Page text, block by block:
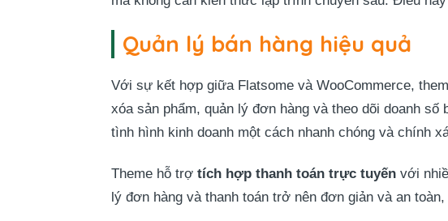
Quản lý bán hàng hiệu quả
Với sự kết hợp giữa Flatsome và WooCommerce,
xóa sản phẩm, quản lý đơn hàng và theo dõi doanh
tình hình kinh doanh một cách nhanh chóng và chính
Theme hỗ trợ tích hợp thanh toán trực tuyến với
lý đơn hàng và thanh toán trở nên đơn giản và an